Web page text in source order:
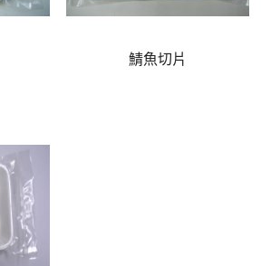
鯖魚切片